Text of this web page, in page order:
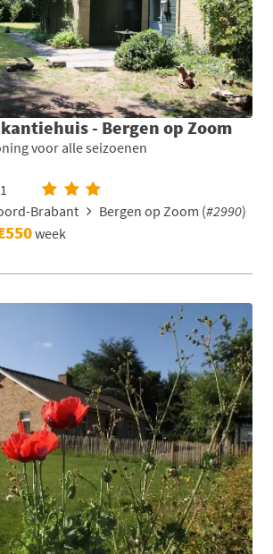
- Bergen op Zoom
voor alle seizoenen
1
Brabant Bergen op Zoom (#2990)
week